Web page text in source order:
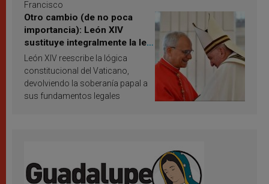
Francisco
Otro cambio (de no poca
importancia): León XIV
sustituye integralmente la ley
vaticana de Papa Francisco
León XIV reescribe la lógica
constitucional del Vaticano,
devolviendo la soberanía papal a
sus fundamentos legales